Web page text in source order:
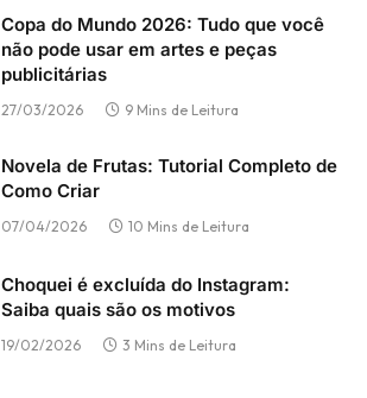
Copa do Mundo 2026: Tudo que você
não pode usar em artes e peças
publicitárias
27/03/2026 9 Mins de Leitura
Novela de Frutas: Tutorial Completo de
Como Criar
07/04/2026 10 Mins de Leitura
Choquei é excluída do Instagram:
Saiba quais são os motivos
19/02/2026 3 Mins de Leitura